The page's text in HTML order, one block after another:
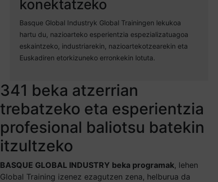
konektatzeko
Basque Global Industryk Global Trainingen lekukoa
hartu du, nazioarteko esperientzia espezializatuagoa
eskaintzeko, industriarekin, nazioartekotzearekin eta
Euskadiren etorkizuneko erronkekin lotuta.
341 beka atzerrian
trebatzeko eta esperientzia
profesional baliotsu batekin
itzultzeko
BASQUE GLOBAL INDUSTRY beka programak, lehen
Global Training izenez ezagutzen zena, helburua da